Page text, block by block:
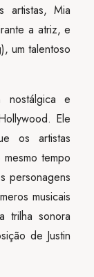
artistas, Mia
a atriz, e
um talentoso
e
Ele
os artistas
tempo
personagens
musicais
trilha sonora
de Justin